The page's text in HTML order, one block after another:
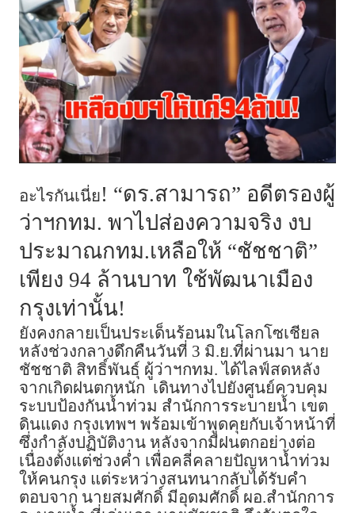
อะไรกันเนี่ย! “ดร.สามารถ” อดีตรองผู้
ว่าฯกทม. พาไปส่องความจริง งบ
ประมาณกทม.เหลือให้ “ชัชชาติ”
เพียง 94 ล้านบาท ใช้พัฒนาเมือง
กรุงเท่านั้น!
ยังคงกลายเป็นประเด็นร้อนมในโลกโซเชียล
หลังช่วงกลางดึกคืนวันที่ 3 มิ.ย.ที่ผ่านมา นาย
ชัชชาติ สิทธิ์พันธุ์ ผู้ว่าฯกทม. ได้ไลฟ์สดหลัง
จากเกิดฝนตกหนัก เดินทางไปยังศูนย์ควบคุม
ระบบป้องกันน้ำท่วม สำนักการระบายน้ำ เขต
ดินแดง กรุงเทพฯ พร้อมเข้าพูดคุยกับเจ้าหน้าที่
ซึ่งกำลังปฏิบัติงาน หลังจากมีฝนตกอย่างต่อ
เนื่องตั้งแต่ช่วงค่ำ เพื่อคลี่คลายปัญหาน้ำท่วม
ให้คนกรุง แต่ระหว่างสนทนากลับได้รับคำ
ตอบจาก นายสมศักดิ์ มีอุดมศักดิ์ ผอ.สำนักการ